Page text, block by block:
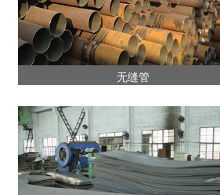
无缝管